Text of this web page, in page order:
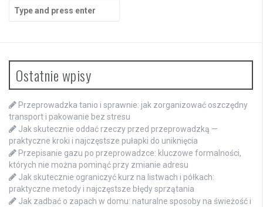
for:
Ostatnie wpisy
Przeprowadzka tanio i sprawnie: jak zorganizować oszczędny
transport i pakowanie bez stresu
Jak skutecznie oddać rzeczy przed przeprowadzką —
praktyczne kroki i najczęstsze pułapki do uniknięcia
Przepisanie gazu po przeprowadzce: kluczowe formalności,
których nie można pominąć przy zmianie adresu
Jak skutecznie ograniczyć kurz na listwach i półkach:
praktyczne metody i najczęstsze błędy sprzątania
Jak zadbać o zapach w domu: naturalne sposoby na świeżość i